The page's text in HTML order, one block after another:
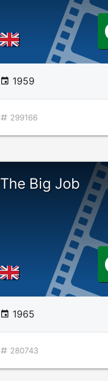
1959
299166
The Big Job
1965
280743